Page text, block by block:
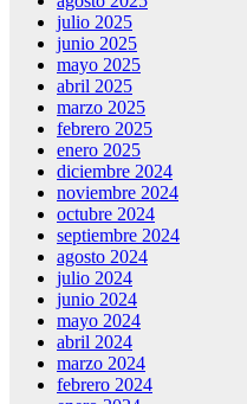
julio 2025
junio 2025
mayo 2025
abril 2025
marzo 2025
febrero 2025
enero 2025
diciembre 2024
noviembre 2024
octubre 2024
septiembre 2024
agosto 2024
julio 2024
junio 2024
mayo 2024
abril 2024
marzo 2024
febrero 2024